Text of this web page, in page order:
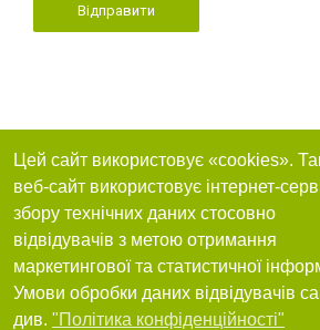
Відправити
Цей сайт використовує «cookies».
веб-сайт використовує інтернет-
збору технічних даних стосовно
відвідувачів з метою отримання
маркетингової та статистичної
Умови обробки даних відвідувачів
див. "Політика конфіденційності"